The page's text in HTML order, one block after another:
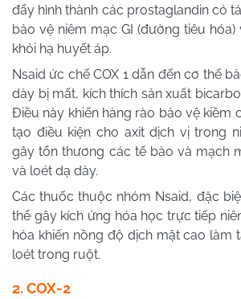
đẩy hình thành các prostaglandin có
bảo vệ niêm mạc GI (đường tiêu
khỏi hạ huyết áp.
Nsaid ức chế COX 1 dẫn đến cơ thế
dày bị mất, kích thích sản xuất
Điều này khiến hàng rào bảo vệ kiềm
tạo điều kiện cho axit dịch vị trong
gây tổn thương các tế bào và mạch
và loét dạ dày.
Các thuốc thuộc nhóm Nsaid, đặc
thể gây kích ứng hóa học trực tiếp
hóa khiến nồng độ dịch mật cao làm
loét trong ruột.
2. COX-2